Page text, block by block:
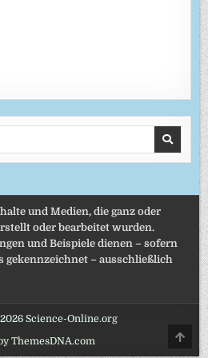
und Medien, die ganz oder
oder bearbeitet wurden.
und Beispiele dienen – sofern
gekennzeichnet – ausschließlich
Science-Online.org
ThemesDNA.com